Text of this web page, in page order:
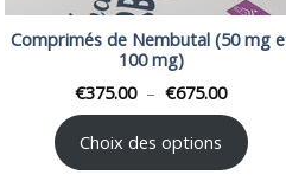
Comprimés de Nembutal (50 mg
100 mg)
€375.00 – €675.00Plage
prix :
€375.00
€675.00
Choix des options